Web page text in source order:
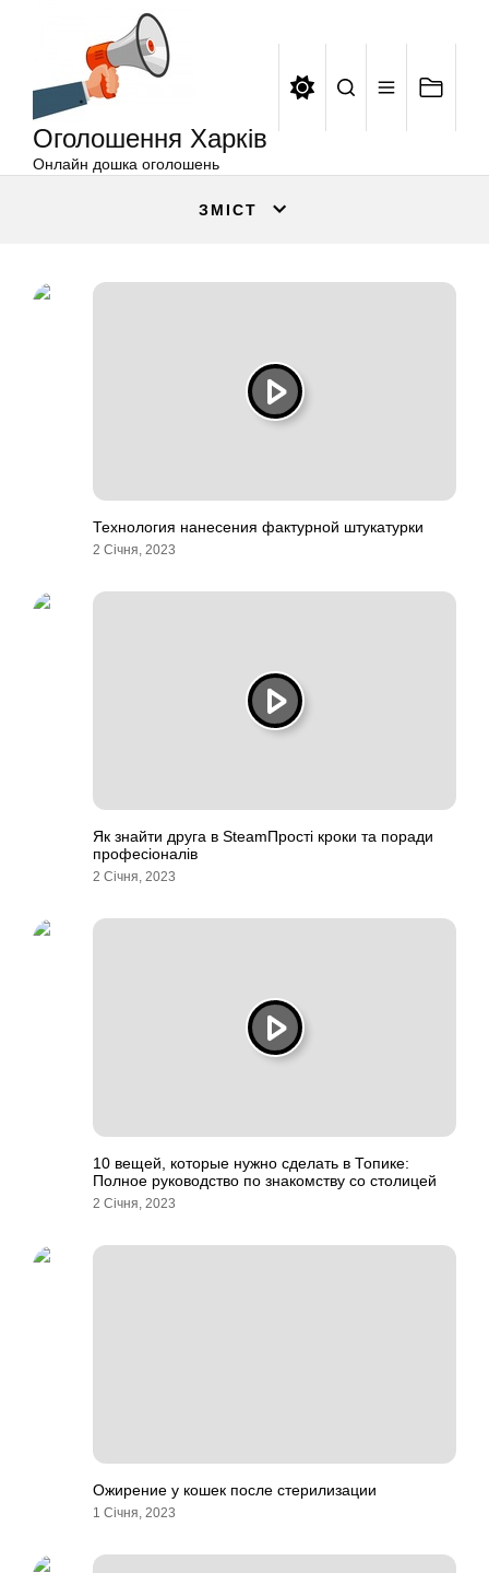
Оголошення Харків
Онлайн дошка оголошень
ЗМІСТ
Технология нанесения фактурной штукатурки
2 Січня, 2023
Як знайти друга в SteamПрості кроки та поради
професіоналів
2 Січня, 2023
10 вещей, которые нужно сделать в Топике:
Полное руководство по знакомству со столицей
2 Січня, 2023
Ожирение у кошек после стерилизации
1 Січня, 2023